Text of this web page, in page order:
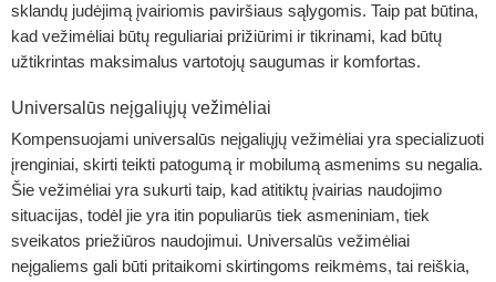
sklandų judėjimą įvairiomis paviršiaus sąlygomis. Taip pat būtina,
kad vežimėliai būtų reguliariai prižiūrimi ir tikrinami, kad būtų
užtikrintas maksimalus vartotojų saugumas ir komfortas.
Universalūs neįgaliųjų vežimėliai
Kompensuojami universalūs neįgaliųjų vežimėliai yra specializuoti
įrenginiai, skirti teikti patogumą ir mobilumą asmenims su negalia.
Šie vežimėliai yra sukurti taip, kad atitiktų įvairias naudojimo
situacijas, todėl jie yra itin populiarūs tiek asmeniniam, tiek
sveikatos priežiūros naudojimui. Universalūs vežimėliai
neįgaliems gali būti pritaikomi skirtingoms reikmėms, tai reiškia,